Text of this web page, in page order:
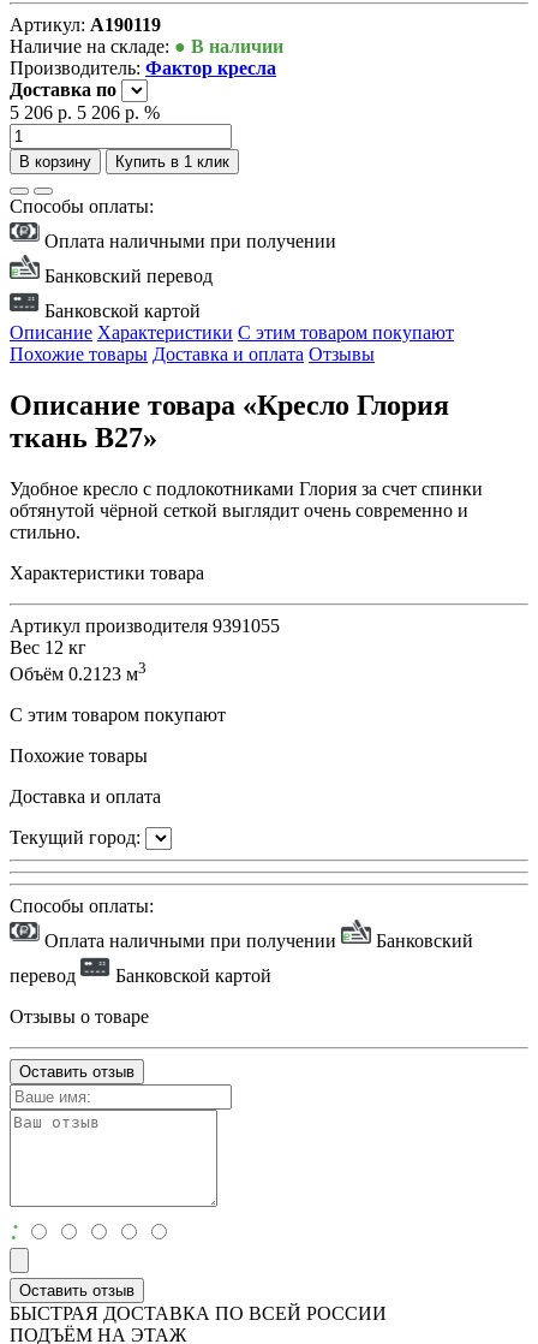
Артикул: А190119
Наличие на складе: ● В наличии
Производитель: Фактор кресла
Доставка по
5 206 р. 5 206 р. %
В корзину Купить в 1 клик
Способы оплаты:
Оплата наличными при получении
Банковский перевод
Банковской картой
Описание Характеристики С этим товаром покупают
Похожие товары Доставка и оплата Отзывы
Описание товара «Кресло Глория
ткань В27»
Удобное кресло с подлокотниками Глория за счет спинки
обтянутой чёрной сеткой выглядит очень современно и
стильно.
Характеристики товара
Артикул производителя 9391055
Вес 12 кг
Объём 0.2123 м3
С этим товаром покупают
Похожие товары
Доставка и оплата
Текущий город:
Способы оплаты:
Оплата наличными при получении
Банковский
перевод
Банковской картой
Отзывы о товаре
Оставить отзыв
:
Оставить отзыв
БЫСТРАЯ ДОСТАВКА ПО ВСЕЙ РОССИИ
ПОДЪЁМ НА ЭТАЖ